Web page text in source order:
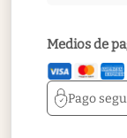
Medios de
Pago